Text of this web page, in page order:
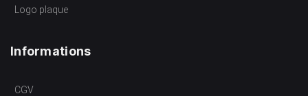
Logo plaque
Informations
CGV